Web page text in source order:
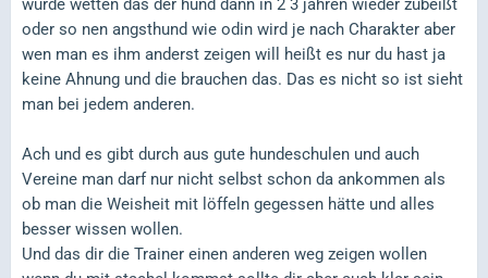
oder so nen angsthund wie odin wird je nach Charakter aber
wen man es ihm anderst zeigen will heißt es nur du hast ja
keine Ahnung und die brauchen das. Das es nicht so ist sieht
man bei jedem anderen.
Ach und es gibt durch aus gute hundeschulen und auch
Vereine man darf nur nicht selbst schon da ankommen als
ob man die Weisheit mit löffeln gegessen hätte und alles
besser wissen wollen.
Und das dir die Trainer einen anderen weg zeigen wollen